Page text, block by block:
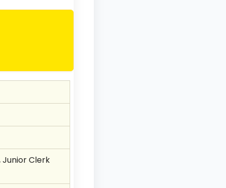
Junior Clerk